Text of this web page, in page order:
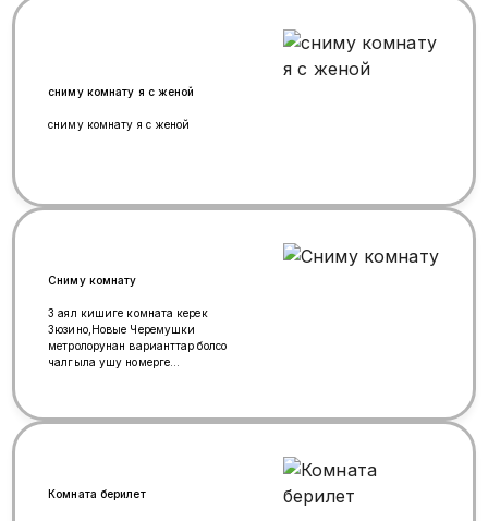
сниму комнату я с женой
сниму комнату я с женой
Сниму комнату
3 аял кишиге комната керек
Зюзино,Новые Черемушки
метролорунан варианттар болсо
чалгыла ушу номерге
Комната берилет